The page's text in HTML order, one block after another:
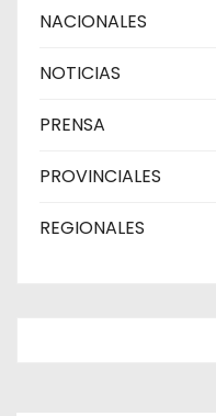
NACIONALES
NOTICIAS
PRENSA
PROVINCIALES
REGIONALES